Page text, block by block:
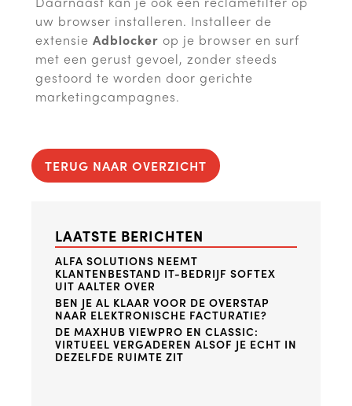
uw browser installeren. Installeer de
extensie Adblocker op je browser en surf
met een gerust gevoel, zonder steeds
gestoord te worden door gerichte
marketingcampagnes.
TERUG NAAR OVERZICHT
LAATSTE BERICHTEN
ALFA SOLUTIONS NEEMT
KLANTENBESTAND IT-BEDRIJF SOFTEX
UIT AALTER OVER
BEN JE AL KLAAR VOOR DE OVERSTAP
NAAR ELEKTRONISCHE FACTURATIE?
DE MAXHUB VIEWPRO EN CLASSIC:
VIRTUEEL VERGADEREN ALSOF JE ECHT IN
DEZELFDE RUIMTE ZIT